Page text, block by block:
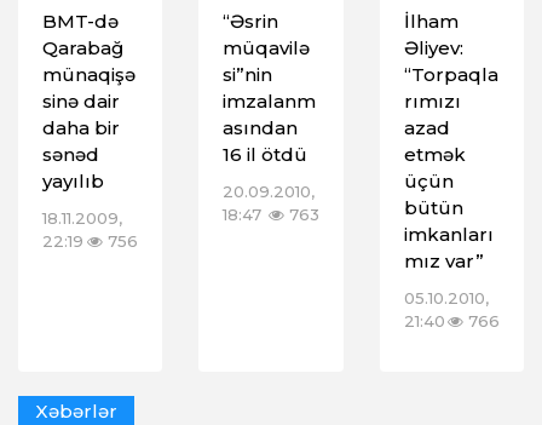
BMT-də
Qarabağ
münaqişə
sinə dair
daha bir
sənəd
yayılıb
18.11.2009,
22:19
756
“Əsrin
müqavilə
si”nin
imzalanm
asından
16 il ötdü
20.09.2010,
18:47
763
İlham
Əliyev:
“Torpaqla
rımızı
azad
etmək
üçün
bütün
imkanları
mız var”
05.10.2010,
21:40
766
Xəbərlər